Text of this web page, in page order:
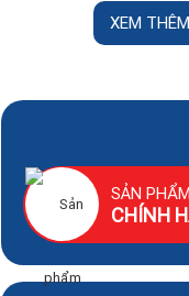
XEM
SẢN PHẨM
CHÍNH